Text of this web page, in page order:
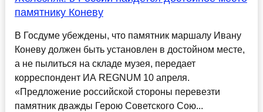
памятнику Коневу
В Госдуме убеждены, что памятник маршалу Ивану
Коневу должен быть установлен в достойном месте,
а не пылиться на складе музея, передает
корреспондент ИА REGNUM 10 апреля.
«Предложение российской стороны перевезти
памятник дважды Герою Советского Сою...